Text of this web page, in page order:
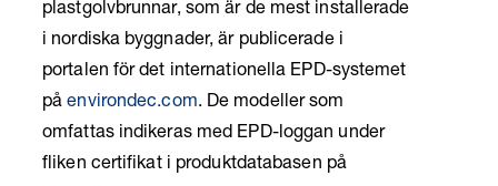
plastgolvbrunnar, som är de mest installerade
i nordiska byggnader, är publicerade i
portalen för det internationella EPD-systemet
påenvirondec.com. De modeller som
omfattas indikeras med EPD-loggan under
fliken certifikat i produktdatabasen på